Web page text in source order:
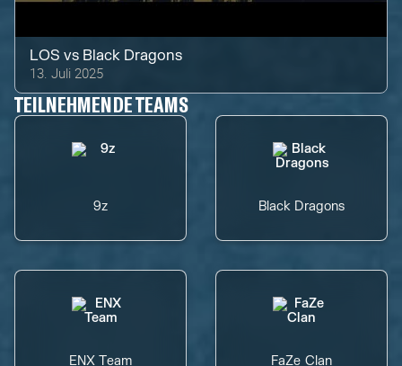
LOS vs Black Dragons
13. Juli 2025
TEILNEHMENDE TEAMS
9z Black Dragons
ENX Team FaZe Clan